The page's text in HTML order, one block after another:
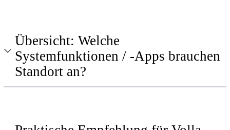
Übersicht: Welche
Systemfunktionen / -Apps brauchen
Standort an?